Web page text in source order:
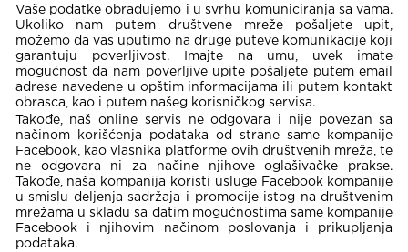
Vaše podatke obrađujemo i u svrhu komuniciranja sa vama.
Ukoliko nam putem društvene mreže pošaljete upit,
možemo da vas uputimo na druge puteve komunikacije koji
garantuju poverljivost. Imajte na umu, uvek imate
mogućnost da nam poverljive upite pošaljete putem email
adrese navedene u opštim informacijama ili putem kontakt
obrasca, kao i putem našeg korisničkog servisa.
Takođe, naš online servis ne odgovara i nije povezan sa
načinom korišćenja podataka od strane same kompanije
Facebook, kao vlasnika platforme ovih društvenih mreža, te
ne odgovara ni za načine njihove oglašivačke prakse.
Takođe, naša kompanija koristi usluge Facebook kompanije
u smislu deljenja sadržaja i promocije istog na društvenim
mrežama u skladu sa datim mogućnostima same kompanije
Facebook i njihovim načinom poslovanja i prikupljanja
podataka.